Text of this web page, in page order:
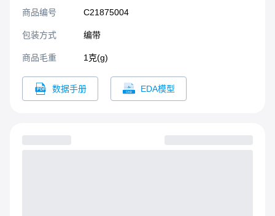
商品编号 C21875004
包装方式 编带
商品毛重 1克(g)
数据手册 EDA模型